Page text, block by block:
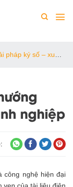
pháp ký số – xu
nghiệp
công nghệ hiện đại